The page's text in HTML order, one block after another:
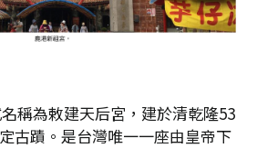
稱為敕建天后宮，建於清乾隆53
古蹟。是台灣唯一一座由皇帝下